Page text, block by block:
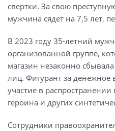
свертки. За свою
мужчина сядет на 7,5 лет,
В 2023 году 35-летний
организованной группе,
магазин незаконно
лиц. Фигурант за
участие в
героина и других
Сотрудники